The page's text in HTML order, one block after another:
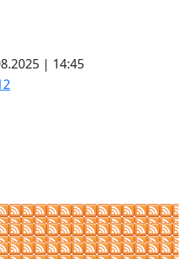
| 14:45